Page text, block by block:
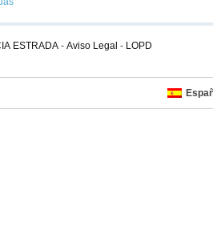
ESTRADA - Aviso Legal - LOPD